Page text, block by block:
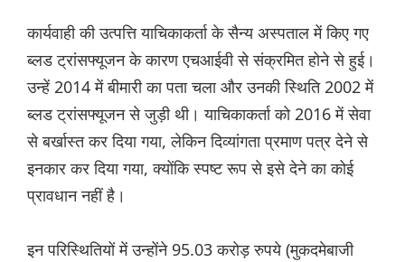
कार्यवाही की उत्पत्ति याचिकाकर्ता के सैन्य अस्पताल में किए गए
ब्लड ट्रांसफ्यूजन के कारण एचआईवी से संक्रमित होने से हुई।
उन्हें 2014 में बीमारी का पता चला और उनकी स्थिति 2002 में
ब्लड ट्रांसफ्यूजन से जुड़ी थी। याचिकाकर्ता को 2016 में सेवा
से बर्खास्त कर दिया गया, लेकिन दिव्यांगता प्रमाण पत्र देने से
इनकार कर दिया गया, क्योंकि स्पष्ट रूप से इसे देने का कोई
प्रावधान नहीं है।
इन परिस्थितियों में उन्होंने 95.03 करोड़ रुपये (मुकदमेबाजी